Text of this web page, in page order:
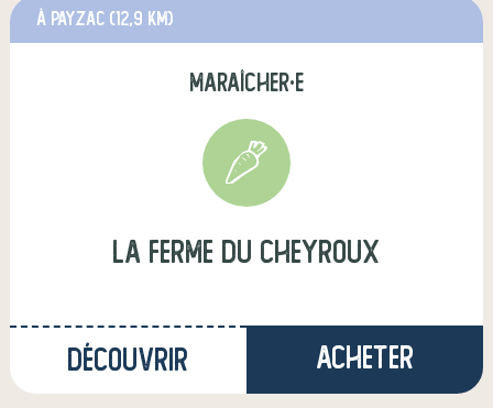
à Payzac (12,9 km)
maraîcher·e
La ferme du Cheyroux
Découvrir Acheter